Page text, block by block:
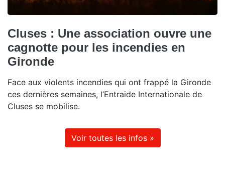
Cluses : Une association ouvre une
cagnotte pour les incendies en
Gironde
Face aux violents incendies qui ont frappé la Gironde
ces dernières semaines, l’Entraide Internationale de
Cluses se mobilise.
Voir toutes les infos »